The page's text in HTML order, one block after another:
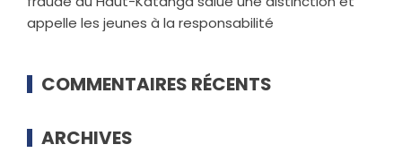
appelle les jeunes à la responsabilité
COMMENTAIRES RÉCENTS
ARCHIVES